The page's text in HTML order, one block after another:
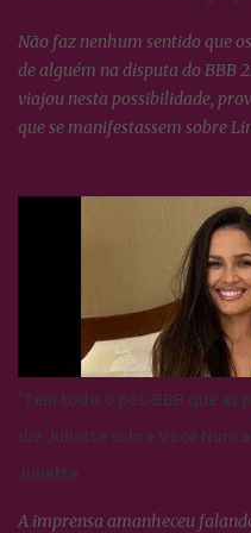
Não faz nenhum sentido que
de alguém na disputa do BBB
viajou nesta possibilidade,
que se manifestassem sobre
imediata, ou seja, nada
'Tem todo o pós-BBB que as
diz Juliette sobre Você
Juliette
A imprensa amanheceu